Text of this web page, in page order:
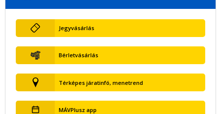
Jegyvásárlás
Bérletvásárlás
Térképes járatinfó, menetrend
MÁVPlusz app